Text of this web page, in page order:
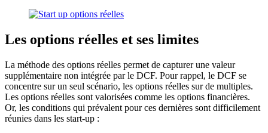
Les options réelles et ses limites
La méthode des options réelles permet de capturer une valeur
supplémentaire non intégrée par le DCF. Pour rappel, le DCF se
concentre sur un seul scénario, les options réelles sur de multiples.
Les options réelles sont valorisées comme les options financières.
Or, les conditions qui prévalent pour ces dernières sont difficilement
réunies dans les start-up :